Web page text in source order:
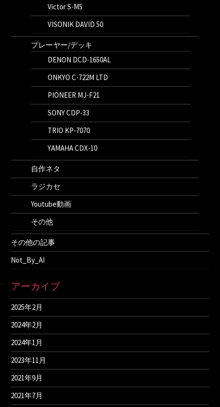
Victor S-M5
VISONIK DAVID 50
プレーヤー/デッキ
DENON DCD-1650AL
ONKYO C-722M LTD
PIONEER MJ-F21
SONY CDP-33
TRIO KP-7070
YAMAHA CDX-10
自作ネタ
ラジカセ
Youtube動画
その他
その他の記事
Not_By_AI
アーカイブ
2025年2月
2024年2月
2024年1月
2023年11月
2021年9月
2021年7月